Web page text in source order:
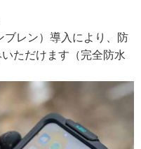
ブレン）導入により、防
ただけます（完全防水